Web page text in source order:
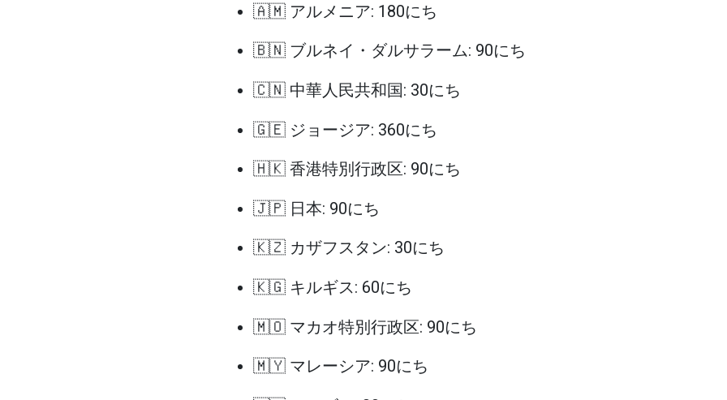
🇦🇲 アルメニア: 180にち
🇧🇳 ブルネイ・ダルサラーム: 90にち
🇨🇳 中華人民共和国: 30にち
🇬🇪 ジョージア: 360にち
🇭🇰 香港特別行政区: 90にち
🇯🇵 日本: 90にち
🇰🇿 カザフスタン: 30にち
🇰🇬 キルギス: 60にち
🇲🇴 マカオ特別行政区: 90にち
🇲🇾 マレーシア: 90にち